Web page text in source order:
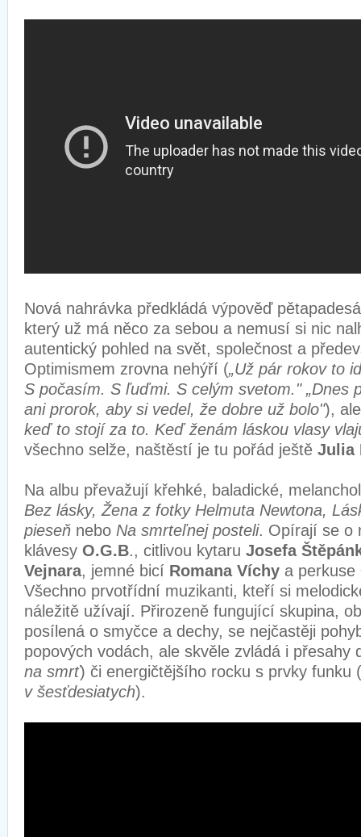
Nová nahrávka předkládá výpověď
který už má něco za sebou a nemusí si nic
autentický pohled na svět, společnost a
Optimismem zrovna nehýří („Už pár rokov to
S počasím. S ľuďmi. S celým svetom." „Dnes
ani prorok, aby si vedel, že dobre už bolo"),
keď to stojí za to. Keď ženám láskou vlasy
všechno selže, naštěstí je tu pořád ještě Julia
Na albu převažují křehké, baladické,
Bez lásky, Žena z fotky Helmuta Newtona,
pieseň nebo Na smrteľnej posteli. Opírají se o
klávesy O.G.B., citlivou kytaru Josefa
Vejnara, jemné bicí Romana Víchy a perkuse
Všechno prvotřídní muzikanti, kteří si
náležitě užívají. Přirozeně fungující skupina,
posílená o smyčce a dechy, se nejčastěji
popových vodách, ale skvěle zvládá i přesahy
na smrť) či energičtějšího rocku s prvky funku (
v šesťdesiatych).